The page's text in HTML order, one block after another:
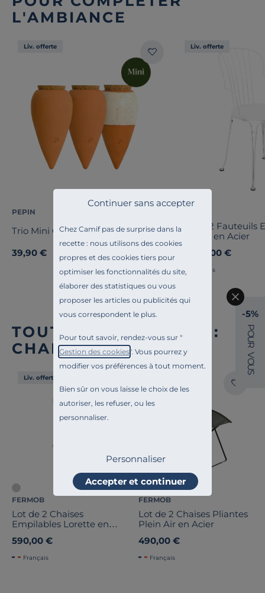
Chez Camif pas de surprise dans la
recette : nous utilisons des cookies
propres et des cookies tiers pour
optimiser les fonctionnalités du site,
élaborer des statistiques ou vous
proposer les articles ou publicités qui
vous correspondent le plus.
Pour tout savoir, rendez-vous sur "
Gestion des cookies". Vous pourrez y
modifier vos préférences à tout moment.
Bien sûr on vous laisse le choix de les
autoriser, les refuser, ou les
personnaliser.
Continuer sans accepter
Personnaliser
Accepter et continuer
L'AMBIANCE
Liv. offerte
PEPIN
Trio Mini Olla - Les Iconiques
39,90 €
Liv. offerte
Lot de 2 Fauteuils
Opéra+ en Acier
418,00 €
Français
TOUTE NOTRE OFFRE :
CHAISES DE JARDIN
Liv. offerte
FERMOB
Lot de 2 Chaises
Empilables Lorette en
590,00 €
Français
FERMOB
Lot de 2 Chaises Pliantes
Plein Air en Acier
490,00 €
Français
-5%
P
O
U
R
V
O
U
S